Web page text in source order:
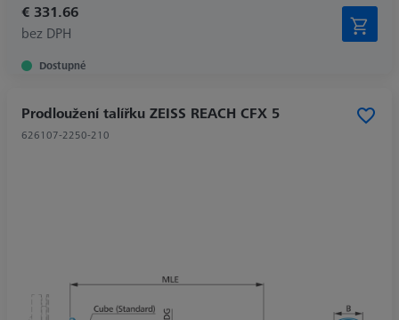
€ 331.66
bez DPH
Dostupné
Prodloužení talířku ZEISS REACH CFX 5
626107-2250-210